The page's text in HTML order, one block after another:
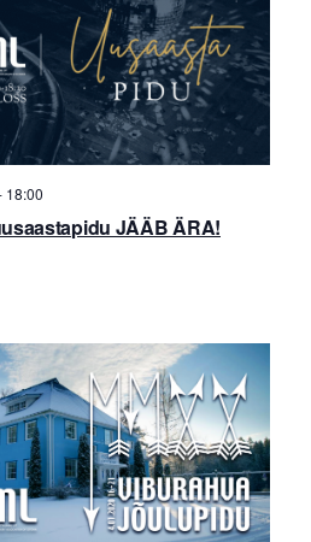
i
e
w
s
a
g
a
t
i
o
n
i
o
n
18:00
JÄÄB ÄRA!